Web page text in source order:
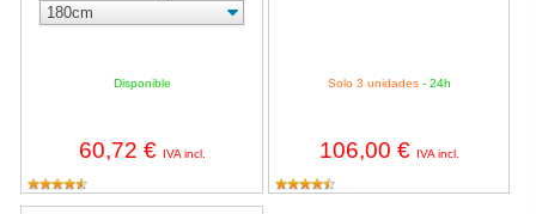
Disponible
60,72 € IVA incl.
Solo 3 unidades- 24h
106,00 € IVA incl.